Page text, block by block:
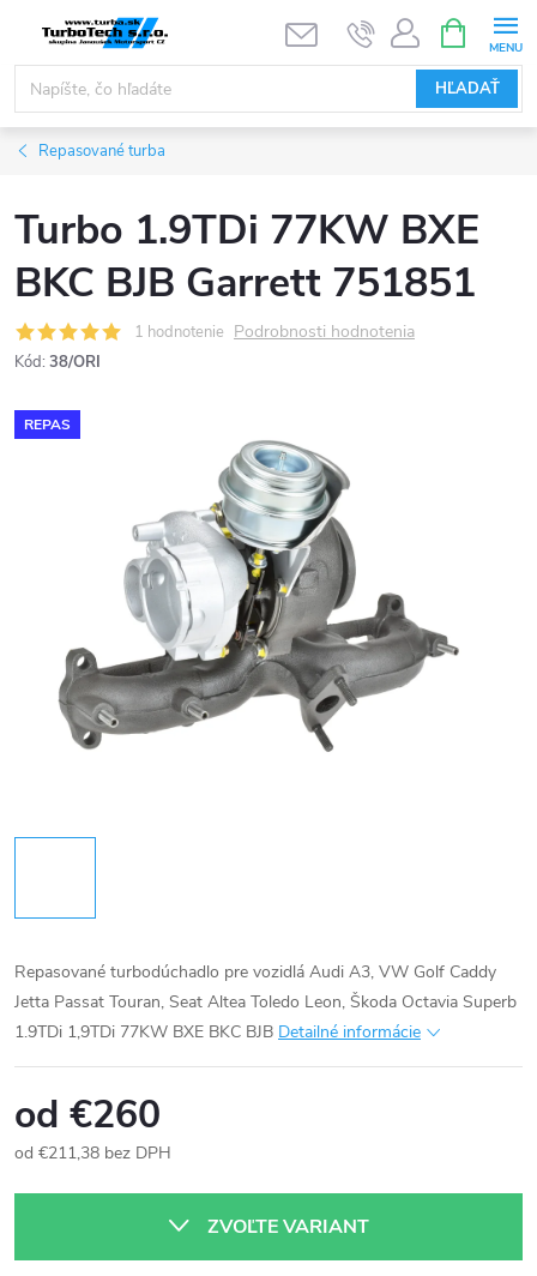
obsah
HĽADAŤ
KOŠÍK
Repasované turba
Turbo 1.9TDi 77KW BXE
BKC BJB Garrett 751851
1 hodnotenie Podrobnosti hodnotenia
Kód: 38/ORI
REPAS
Repasované turbodúchadlo pre vozidlá Audi A3, VW Golf Caddy
Jetta Passat Touran, Seat Altea Toledo Leon, Škoda Octavia Superb
1.9TDi 1,9TDi 77KW BXE BKC BJB Detailné informácie
od €260
od €211,38 bez DPH
ZVOĽTE VARIANT